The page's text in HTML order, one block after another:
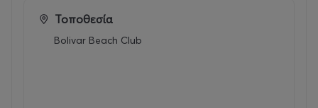
Τοποθεσία
Bolivar Beach Club